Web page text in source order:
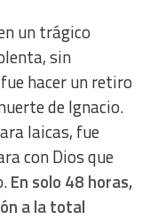
un trágico
sin
hacer un retiro
de Ignacio.
laicas, fue
con Dios que
En solo 48 horas,
a la total